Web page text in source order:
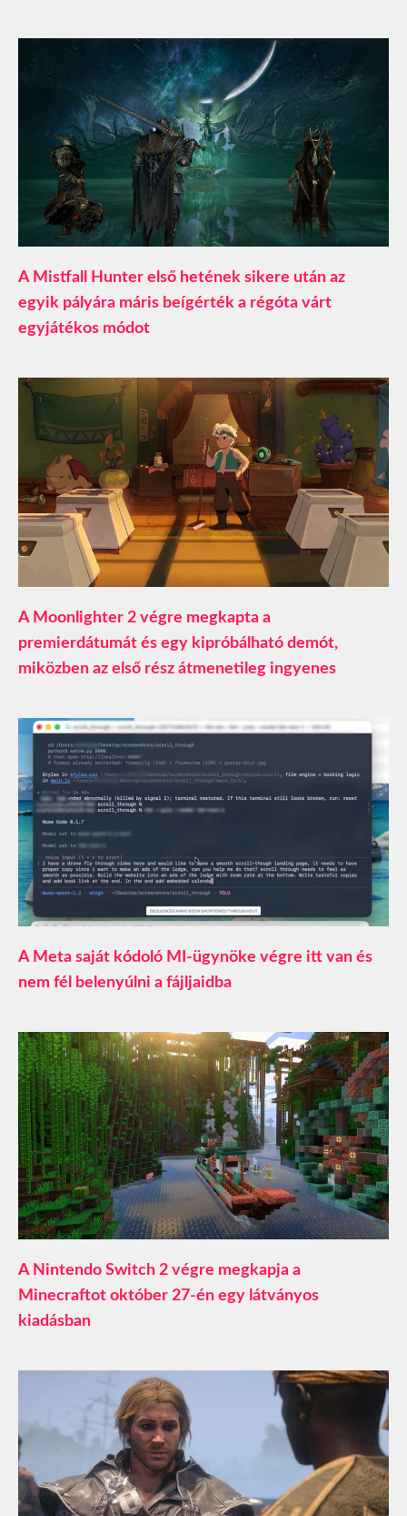
A Mistfall Hunter első hetének sikere után az
egyik pályára máris beígérték a régóta várt
egyjátékos módot
A Moonlighter 2 végre megkapta a
premierdátumát és egy kipróbálható demót,
miközben az első rész átmenetileg ingyenes
A Meta saját kódoló MI-ügynöke végre itt van és
nem fél belenyúlni a fájljaidba
A Nintendo Switch 2 végre megkapja a
Minecraftot október 27-én egy látványos
kiadásban